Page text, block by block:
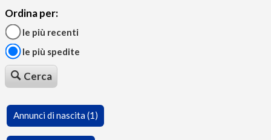
Ordina per:
le più recenti
le più spedite
Cerca
Annunci di nascita (1)